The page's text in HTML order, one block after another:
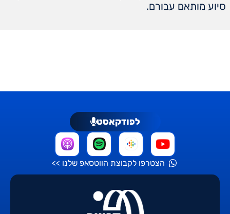
סיוע מותאם עבורם.
לפודקאסט
הצטרפו לקבוצת הווטסאפ שלנו >>